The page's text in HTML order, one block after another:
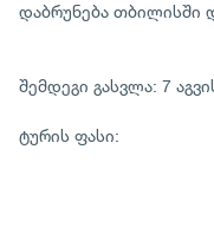
დაბრუნება თბილისში
შემდეგი გასვლა: 7
ტურის ფასი: